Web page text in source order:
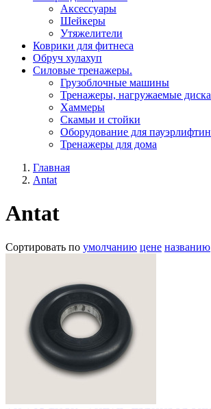
Aксессуары
Шейкеры
Утяжелители
Коврики для фитнеса
Обруч хулахуп
Силовые тренажеры.
Грузоблочные машины
Тренажеры, нагружаемые
Хаммеры
Скамьи и стойки
Оборудование для
Тренажеры для дома
Главная
Antat
Antat
Сортировать по умолчанию цене названию